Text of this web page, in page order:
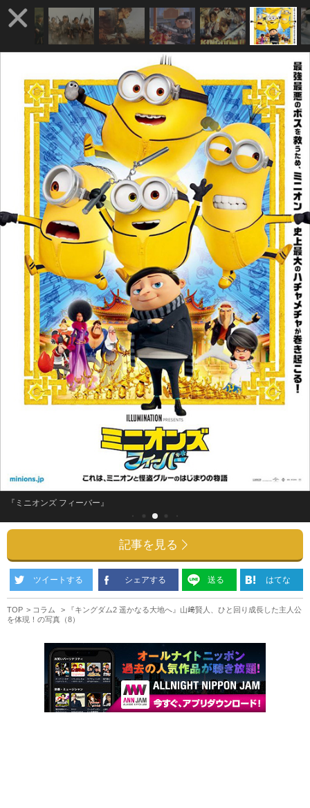
『ミニオンズ フィーバー』
記事を見る
ツイートする シェアする 送る はてな
TOP コラム
『キングダム2 遥かなる大地へ』山﨑賢人、ひと回り成長した主人公
を体現！の写真（8）